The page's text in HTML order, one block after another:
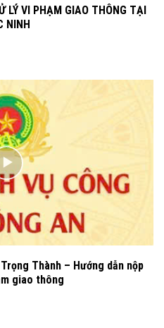
LÝ VI PHẠM GIAO THÔNG TẠI
NINH
Thành – Hướng dẫn nộp
giao thông